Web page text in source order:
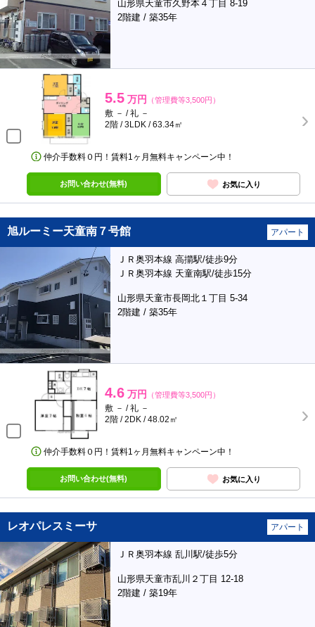
山形県天童市久野本４丁目 8-19
2階建 / 築35年
5.5 万円 （管理費等3,500円）
敷 － / 礼 －
2階 / 3LDK / 63.34㎡
仲介手数料０円！賃料1ヶ月無料キャンペーン中！
お問い合わせ(無料) お気に入り
旭ルーミー天童南７号館 アパート
ＪＲ奥羽本線 高擶駅/徒歩9分
ＪＲ奥羽本線 天童南駅/徒歩15分
山形県天童市長岡北１丁目 5-34
2階建 / 築35年
4.6 万円 （管理費等3,500円）
敷 － / 礼 －
2階 / 2DK / 48.02㎡
仲介手数料０円！賃料1ヶ月無料キャンペーン中！
お問い合わせ(無料) お気に入り
レオパレスミーサ アパート
ＪＲ奥羽本線 乱川駅/徒歩5分
山形県天童市乱川２丁目 12-18
2階建 / 築19年